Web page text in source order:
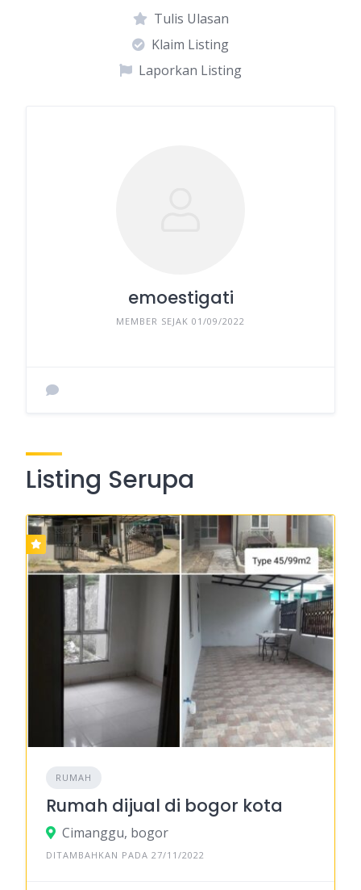
Tulis Ulasan
Klaim Listing
Laporkan Listing
emoestigati
MEMBER SEJAK 01/09/2022
Listing Serupa
RUMAH
Rumah dijual di bogor kota
Cimanggu, bogor
DITAMBAHKAN PADA 27/11/2022